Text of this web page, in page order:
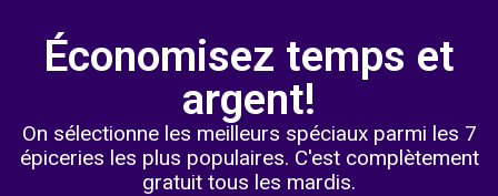
Économisez temps et
argent!
On sélectionne les meilleurs spéciaux parmi les 7
épiceries les plus populaires. C'est complètement
gratuit tous les mardis.